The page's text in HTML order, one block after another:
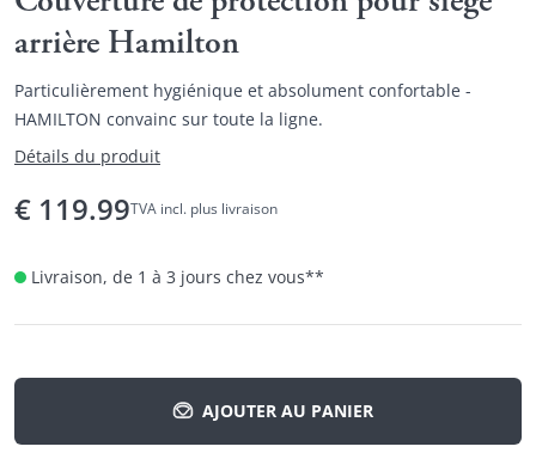
arrière Hamilton
Particulièrement hygiénique et absolument confortable -
HAMILTON convainc sur toute la ligne.
Détails du produit
€ 119.99TVA incl. plus livraison
Livraison, de 1 à 3 jours chez vous**
AJOUTER AU PANIER